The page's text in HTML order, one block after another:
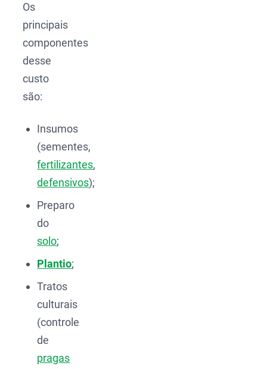
Os
principais
componentes
desse
custo
são:
Insumos
(sementes,
fertilizantes,
defensivos);
Preparo
do
solo;
Plantio;
Tratos
culturais
(controle
de
pragas